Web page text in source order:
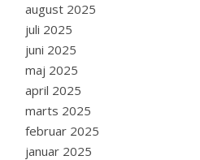
august 2025
juli 2025
juni 2025
maj 2025
april 2025
marts 2025
februar 2025
januar 2025